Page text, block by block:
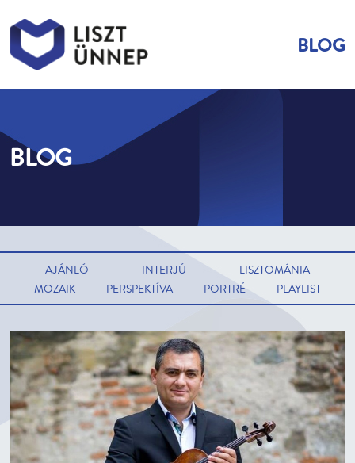
Liszt Ünnep
Menü
BLOG
Liszt Ünnep BLOG
AJÁNLÓ INTERJÚ
LISZTOMÁNIA
MOZAIK
PERSPEKTÍVA PORTRÉ PLAYLIST